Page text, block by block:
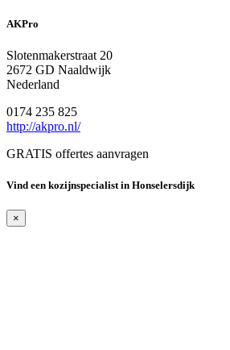
AKPro
Slotenmakerstraat 20
2672 GD Naaldwijk
Nederland
0174 235 825
http://akpro.nl/
GRATIS offertes aanvragen
Vind een kozijnspecialist in Honselersdijk
×